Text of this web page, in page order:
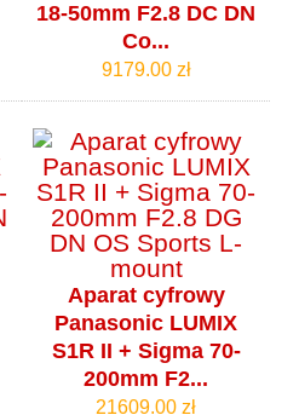
18-50mm F2.8 DC DN
Co...
9179.00 zł
Aparat cyfrowy
Panasonic LUMIX
S1R II + Sigma 70-
200mm F2...
21609.00 zł